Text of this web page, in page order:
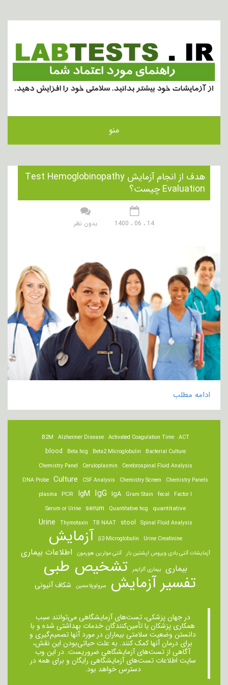
منو
هدف از انجام آزمایش Test Hemoglobinopathy
Evaluation چیست؟
14 ، 06 ، 1400 بدون نظر
ادامه مطلب
ACT
Activated Coagulation Time
Alzheimer Disease
B2M
Bacterial Culture
Beta2 Microglobulin
Beta hcg
blood
Cerebrospinal Fluid Analysis
Ceruloplasmin
Chemistry Panel
Chemistry Panels
Chemistry Screen
CSF Analysis
Culture
DNA Probe
Factor I
fecal
Gram Stain
IgA
IgG
IgM
PCR
plasma
quantitative
Quantitative hcg
serum
Serum or Urine
Spinal Fluid Analysis
stool
TB NAAT
Thymotaxin
Urine
Urine Creatinine
β2-Microglobulin آزمایش
آزمایشات آنتی بادی ویروس اپشتین بار آنتی مولرین هورمون اطلاعات بیماری
بیماری بیماری آلزایمر تشخیص طبی
تفسیر آزمایش سرولوپلاسمین شکاف آنیونی
در جهان پزشکی، تست‌های آزمایشگاهی می‌توانند سبب
همکاری پزشکان یا تأمین‌کنندگان خدمات بهداشتی شده و با
دانستن وضعیت سلامتی بیماران در مورد آنها تصمیم‌گیری و
برای درمان ‌آنها کمک کنند. به علت حیاتی‌بودن این نقش،
آگاهی از تست‌های آزمایشگاهی ضروریست. در این وب
سایت اطلاعات تست‌های آزمایشگاهی رایگان و برای همه در
دسترس خواهد بود.